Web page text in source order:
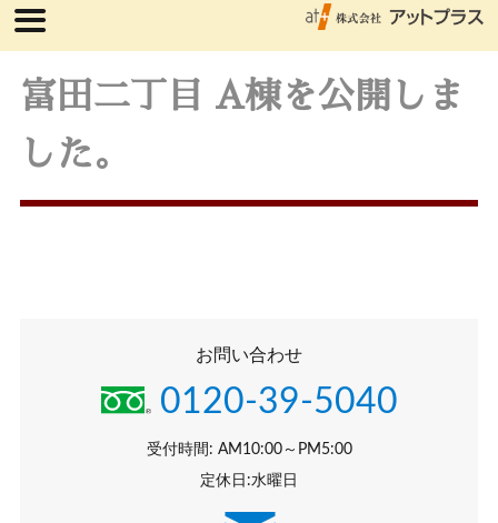
富田二丁目 A棟を公開しま
した。
お問い合わせ
0120-39-5040
受付時間: AM10:00～PM5:00
定休日:水曜日